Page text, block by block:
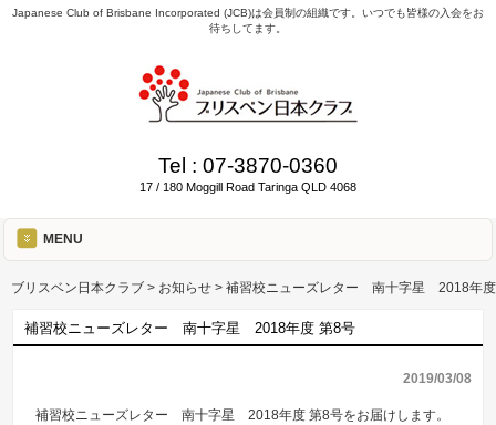
Japanese Club of Brisbane Incorporated (JCB)は会員制の組織です。いつでも皆様の入会をお
待ちしてます。
Tel : 07-3870-0360
17 / 180 Moggill Road Taringa QLD 4068
MENU
ブリスベン日本クラブ > お知らせ > 補習校ニューズレター 南十字星 2018年
補習校ニューズレター 南十字星 2018年度 第8号
2019/03/08
補習校ニューズレター 南十字星 2018年度 第8号をお届けします。